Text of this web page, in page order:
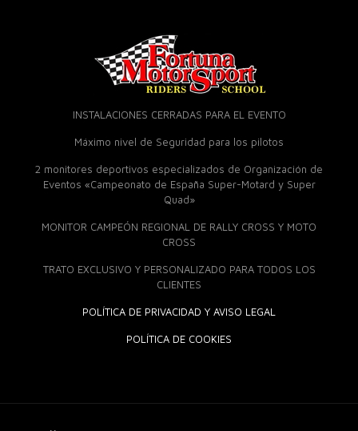
INSTALACIONES CERRADAS PARA EL EVENTO
Máximo nivel de Seguridad para los pilotos
2 monitores deportivos especializados de Organización de
Eventos «Campeonato de España Super-Motard y Super
Quad»
MONITOR CAMPEÓN REGIONAL DE RALLY CROSS Y MOTO
CROSS
TRATO EXCLUSIVO Y PERSONALIZADO PARA TODOS LOS
CLIENTES
POLÍTICA DE PRIVACIDAD Y AVISO LEGAL
POLÍTICA DE COOKIES